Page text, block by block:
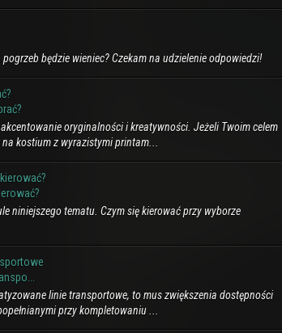
będzie wieniec? Czekam na udzielenie odpowiedzi!
oryginalności i kreatywności. Jeżeli Twoim celem
kostium z wyrazistymi printam...
niniejszego tematu. Czym się kierować przy wyborze
linie transportowe, to mus zwiększenia dostępności
przy kompletowaniu ...